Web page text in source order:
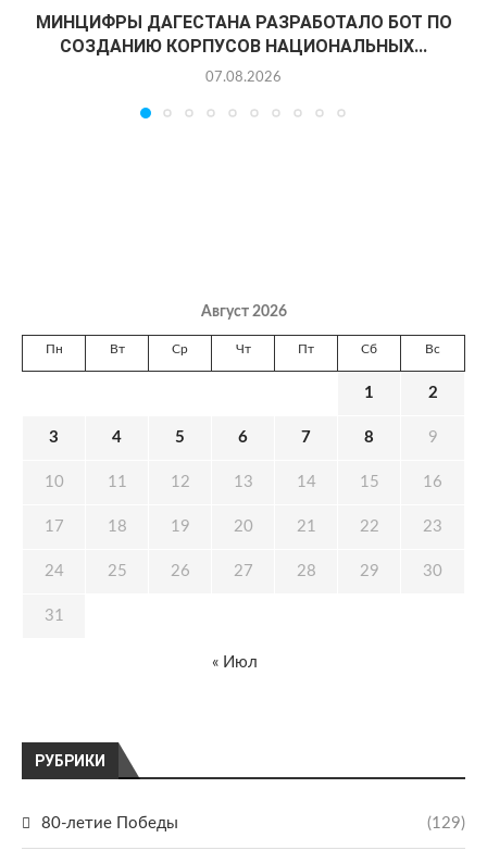
МИНЦИФРЫ ДАГЕСТАНА РАЗРАБОТАЛО БОТ ПО
СОЗДАНИЮ КОРПУСОВ НАЦИОНАЛЬНЫХ...
07.08.2026
РУБРИКИ
80-летие Победы (129)
Август 2026
Пн Вт Ср Чт Пт Сб Вс
1 2
3 4 5 6 7 8 9
10 11 12 13 14 15 16
17 18 19 20 21 22 23
24 25 26 27 28 29 30
31
« Июл